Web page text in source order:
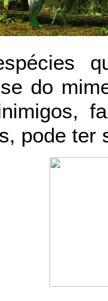
do
pode ter